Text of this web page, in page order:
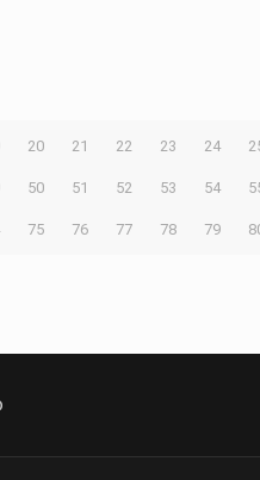
20 21 22 23 24
50 51 52 53 54
75 76 77 78 79